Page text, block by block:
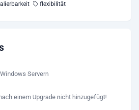
flexibilität
Servern
einem Upgrade nicht hinzugefügt!